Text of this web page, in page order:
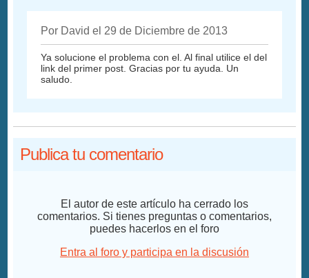
Por David el 29 de Diciembre de 2013
Ya solucione el problema con el. Al final utilice el del
link del primer post. Gracias por tu ayuda. Un
saludo.
Publica tu comentario
El autor de este artículo ha cerrado los
comentarios. Si tienes preguntas o comentarios,
puedes hacerlos en el foro
Entra al foro y participa en la discusión